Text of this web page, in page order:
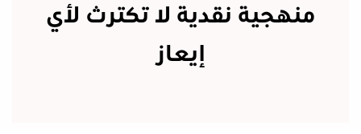
منهجية نقدية لا تكترث لأي
إيعاز